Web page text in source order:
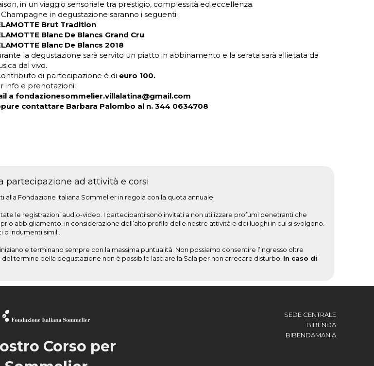
in un viaggio sensoriale tra prestigio, complessità ed eccellenza.
Champagne in degustazione saranno i seguenti:
Brut Tradition
Blanc De Blancs Grand Cru
Blanc De Blancs 2018
la degustazione sarà servito un piatto in abbinamento e la serata sarà allietata da
dal vivo.
di partecipazione è di euro 100.
info e prenotazioni:
a fondazionesommelier.villalatina@gmail.com
contattare Barbara Palombo al n. 344 0634708
partecipazione ad attività e corsi
Fondazione Italiana Sommelier in regola con la quota annuale.
le registrazioni audio-video. I partecipanti sono invitati a non utilizzare profumi penetranti che
abbigliamento, in considerazione dell’alto profilo delle nostre attività e dei luoghi in cui si svolgono.
o indumenti simili.
e terminano sempre con la massima puntualità. Non possiamo consentire l’ingresso oltre
termine della degustazione non è possibile lasciare la Sala per non arrecare disturbo. In caso di
Corso per
SEDE CENTRALE
BIBENDA
BIBENDAMANIA